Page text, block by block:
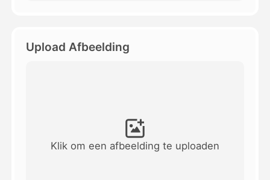
Upload Afbeelding
Klik om een afbeelding te uploaden